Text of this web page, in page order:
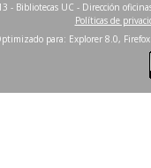
- Bibliotecas UC - Dirección
Políticas de
para: Explorer 8.0,